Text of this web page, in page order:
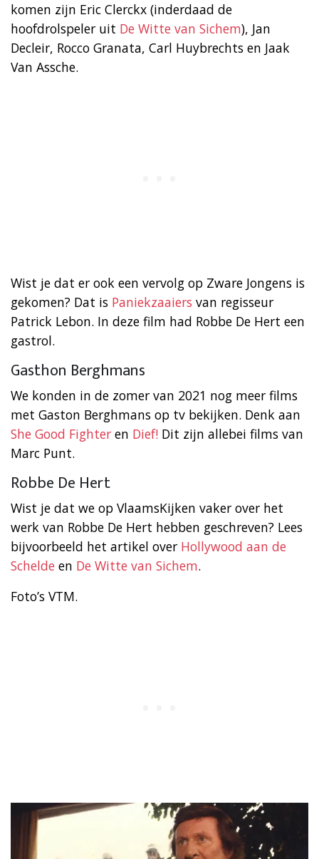
komen zijn Eric Clerckx (inderdaad de
hoofdrolspeler uit De Witte van Sichem), Jan
Decleir, Rocco Granata, Carl Huybrechts en Jaak
Van Assche.
Wist je dat er ook een vervolg op Zware Jongens is
gekomen? Dat is Paniekzaaiers van regisseur
Patrick Lebon. In deze film had Robbe De Hert een
gastrol.
Gasthon Berghmans
We konden in de zomer van 2021 nog meer films
met Gaston Berghmans op tv bekijken. Denk aan
She Good Fighter en Dief! Dit zijn allebei films van
Marc Punt.
Robbe De Hert
Wist je dat we op VlaamsKijken vaker over het
werk van Robbe De Hert hebben geschreven? Lees
bijvoorbeeld het artikel over Hollywood aan de
Schelde en De Witte van Sichem.
Foto’s VTM.